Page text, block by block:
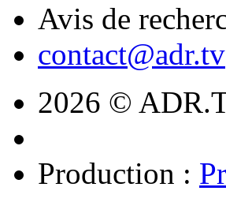
Avis de
contact@adr.tv
2026 ©
Production :